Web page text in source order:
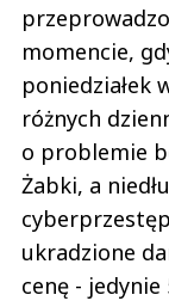
momencie,
poniedziałek
różnych
o problemie
Żabki, a
ukradzione
cenę - jedynie